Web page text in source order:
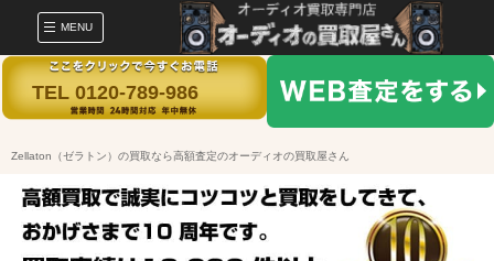
MENU
TEL 0120-789-986
Zellaton（ゼラトン）の買取なら高額査定のオーディオの買取屋さん